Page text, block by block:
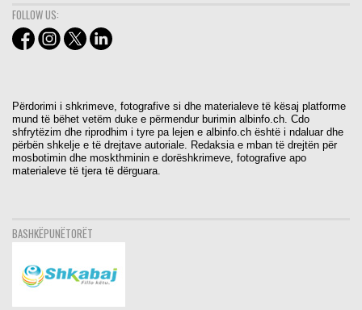
FOLLOW US:
Përdorimi i shkrimeve, fotografive si dhe materialeve të kësaj platforme
mund të bëhet vetëm duke e përmendur burimin albinfo.ch. Cdo
shfrytëzim dhe riprodhim i tyre pa lejen e albinfo.ch është i ndaluar dhe
përbën shkelje e të drejtave autoriale. Redaksia e mban të drejtën për
mosbotimin dhe moskthminin e dorëshkrimeve, fotografive apo
materialeve të tjera të dërguara.
BASHKËPUNËTORËT